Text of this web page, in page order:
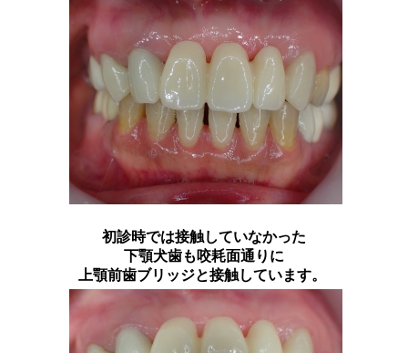
初診時では接触していなかった
下顎犬歯も咬耗面通りに
上顎前歯ブリッジと接触しています。